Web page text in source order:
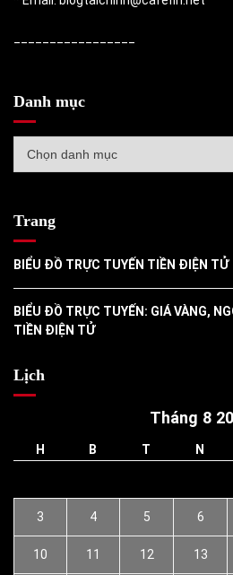
Danh mục
mục
Trang
BIỂU ĐỒ TRỰC TUYẾN TIỀN ĐIỆN TỬ
BIỂU ĐỒ TRỰC TUYẾN: GIÁ VÀNG,
TIỀN ĐIỆN TỬ
Lịch
Tháng 8
H B T N
3 4 5 6
10 11 12 13